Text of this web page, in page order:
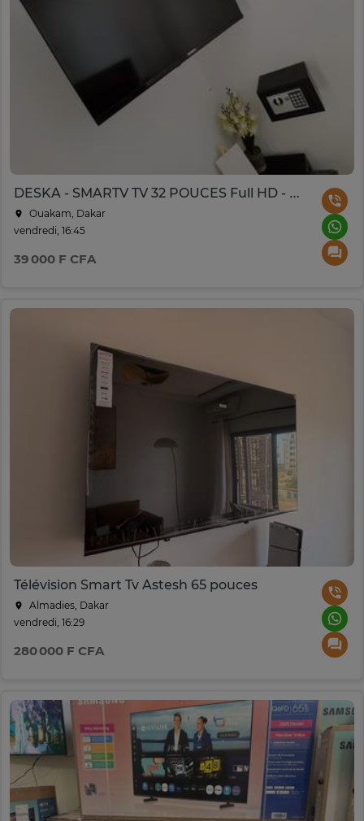
DESKA - SMARTV TV 32 POUCES Full HD - Noir
Ouakam, Dakar
vendredi, 16:45
39 000 F CFA
Télévision Smart Tv Astesh 65 pouces
Almadies, Dakar
vendredi, 16:29
280 000 F CFA